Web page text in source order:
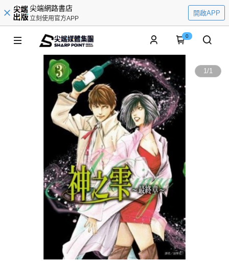
尖端網路書店
立刻使用官方APP
開啟APP
0
1/1